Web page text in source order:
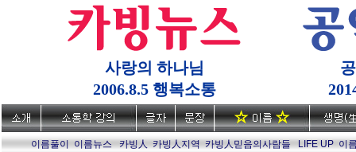
사랑의 하나님
2006.8.5 행복소통
이름풀이 이름뉴스 카빙人 카빙人지역 카빙人믿음의사람들 LIFE UP 이